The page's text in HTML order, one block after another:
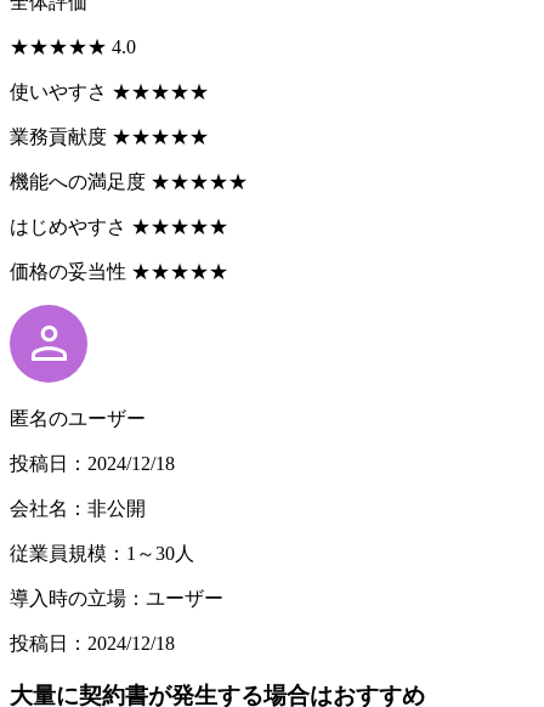
★★★★★ 4.0
使いやすさ ★★★★★
業務貢献度 ★★★★★
機能への満足度 ★★★★★
はじめやすさ ★★★★★
価格の妥当性 ★★★★★
匿名のユーザー
投稿日：2024/12/18
会社名：非公開
従業員規模：1～30人
導入時の立場：ユーザー
投稿日：2024/12/18
大量に契約書が発生する場合はおすすめ